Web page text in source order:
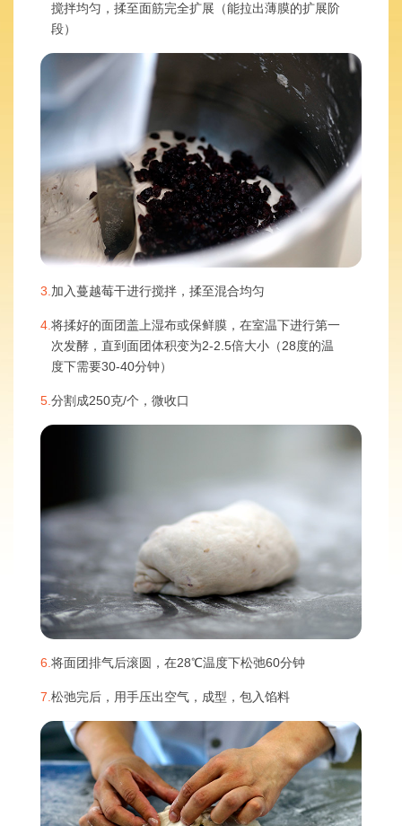
搅拌均匀，揉至面筋完全扩展（能拉出薄膜的扩展阶
段）
3.加入蔓越莓干进行搅拌，揉至混合均匀
4.将揉好的面团盖上湿布或保鲜膜，在室温下进行第一
次发酵，直到面团体积变为2-2.5倍大小（28度的温
度下需要30-40分钟）
5.分割成250克/个，微收口
6. 将面团排气后滚圆，在28℃温度下松弛60分钟
7. 松弛完后，用手压出空气，成型，包入馅料